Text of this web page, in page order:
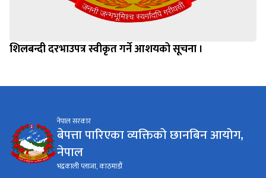
शिलबन्दी दरभाउपत्र स्वीकृत गर्ने आशयको सूचना ।
नेपाल सरकार
बेपत्ता पारिएका व्यक्तिको छानबिन आयोग,
नेपाल
भद्रकाली प्लाजा, काठमाडौं